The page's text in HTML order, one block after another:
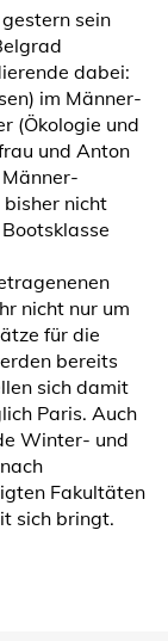
sein
dabei:
im Männer-
(Ökologie und
und Anton
nicht
nicht nur um
für die
bereits
sich damit
Paris. Auch
Winter- und
Fakultäten
sich bringt.